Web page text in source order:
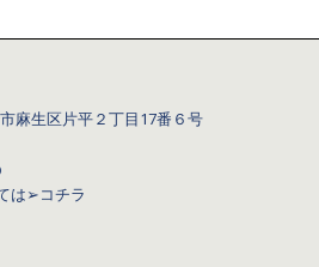
麻生区片平２丁目17番６号
は➢コチラ